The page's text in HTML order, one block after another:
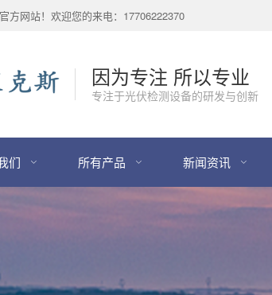
方网站！欢迎您的来电：17706222370
因为专注 所以专业
专注于光伏检测设备的研发与创新
们 所有产品 新闻资讯